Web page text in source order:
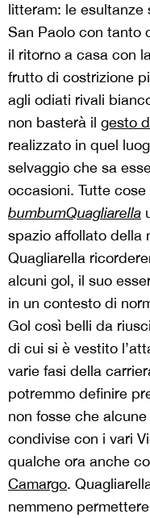
litteram: le esultanze
San Paolo con tanto
il ritorno a casa con
frutto di costrizione
agli odiati rivali
non basterà il gesto
realizzato in quel
selvaggio che sa
occasioni. Tutte
bumbumQuagliarella
spazio affollato della
Quagliarella
alcuni gol, il suo
in un contesto di
Gol così belli da
di cui si è vestito
varie fasi della
potremmo definire
non fosse che
condivise con i vari
qualche ora anche
Camargo.
nemmeno